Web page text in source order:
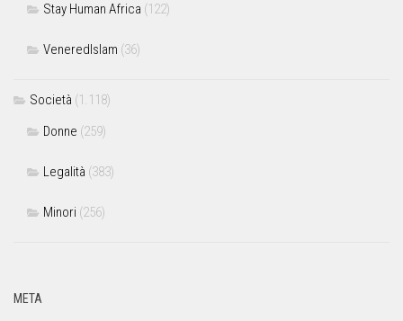
Stay Human Africa (122)
VeneredIslam (36)
Società (1.118)
Donne (259)
Legalità (383)
Minori (256)
META